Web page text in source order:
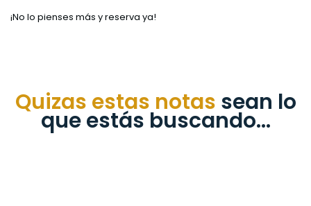
¡No lo pienses más y reserva ya!
Quizas estas notas sean lo
que estás buscando...